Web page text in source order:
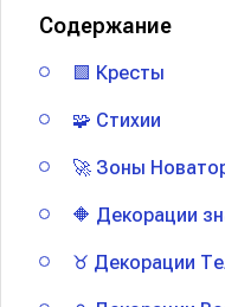
Содержание
🟩 Кресты
🧩 Стихии
🚀 Зоны
🔶 Декорации
♉ Декорации